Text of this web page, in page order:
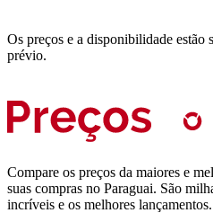
Os preços e a disponibilidade estão
prévio.
Compare os preços da maiores e
suas compras no Paraguai. São
incríveis e os melhores lançamentos.